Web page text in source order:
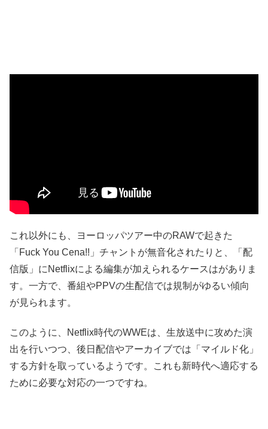
これ以外にも、ヨーロッパツアー中のRAWで起きた
「Fuck You Cena!!」チャントが無音化されたりと、「配
信版」にNetflixによる編集が加えられるケースはがありま
す。一方で、番組やPPVの生配信では規制がゆるい傾向
が見られます。
このように、Netflix時代のWWEは、生放送中に攻めた演
出を行いつつ、後日配信やアーカイブでは「マイルド化」
する方針を取っているようです。これも新時代へ適応する
ために必要な対応の一つですね。